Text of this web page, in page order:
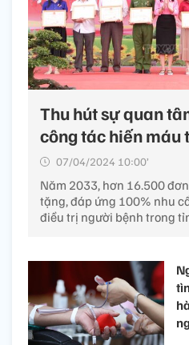
Thu hút sự quan
công tác hiến máu
07/04/2024 10:00’
Năm 2033, hơn 16.500
tặng, đáp ứng 100% nhu
điều trị người bệnh trong